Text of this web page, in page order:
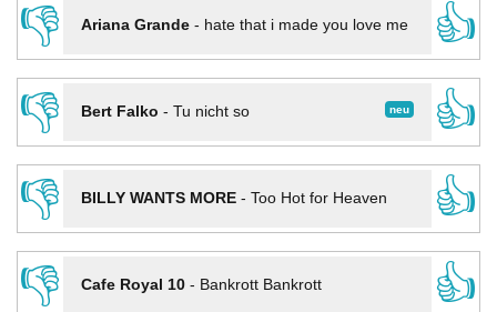
👎
Ariana Grande- hate that i made you love me
👍
👎
neu
Bert Falko - Tu nicht so
👍
👎
BILLY WANTS MORE- Too Hot for Heaven
👍
👎
Cafe Royal 10- Bankrott Bankrott
👍